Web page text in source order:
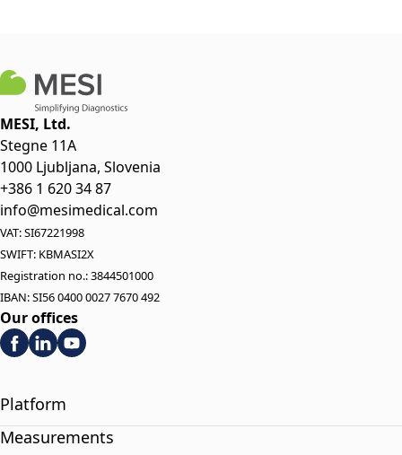
MESI, Ltd.
Stegne 11A
1000 Ljubljana, Slovenia
+386 1 620 34 87
info@mesimedical.com
VAT: SI67221998
SWIFT: KBMASI2X
Registration no.: 3844501000
IBAN: SI56 0400 0027 7670 492
Our offices
Platform
Measurements